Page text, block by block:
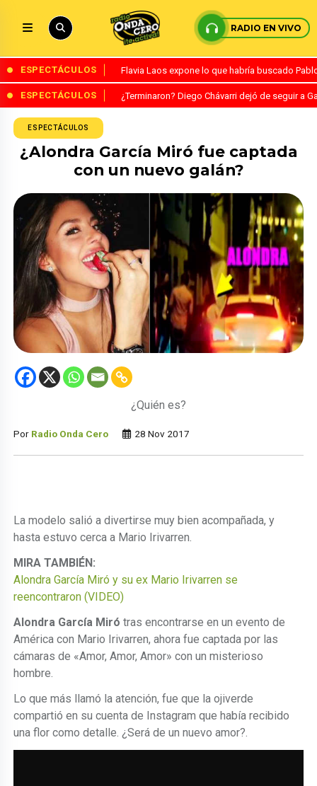
RADIO EN VIVO
ESPECTÁCULOS Flavia Laos expone lo que habría buscado
ESPECTÁCULOS ¿Terminaron? Diego Chávarri dejó de seguir a
ESPECTÁCULOS
¿Alondra García Miró fue captada
con un nuevo galán?
¿Quién es?
Por Radio Onda Cero 28 Nov 2017
La modelo salió a divertirse muy bien acompañada, y
hasta estuvo cerca a Mario Irivarren.
MIRA TAMBIÉN:
Alondra García Miró y su ex Mario Irivarren se
reencontraron (VIDEO)
Alondra García Miró tras encontrarse en un evento de
América con Mario Irivarren, ahora fue captada por las
cámaras de «Amor, Amor, Amor» con un misterioso
hombre.
Lo que más llamó la atención, fue que la ojiverde
compartió en su cuenta de Instagram que había recibido
una flor como detalle. ¿Será de un nuevo amor?.